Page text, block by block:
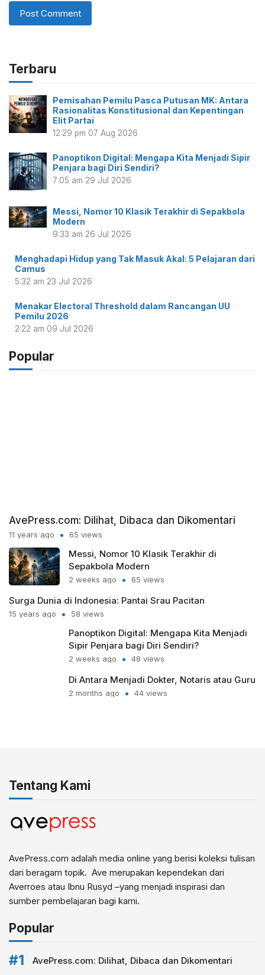
Terbaru
Pemisahan Pemilu Pasca Putusan MK: Antara
Rasionalitas Konstitusional dan Kepentingan
Elit Partai
12:29 pm 07 Aug 2026
Panoptikon Digital: Mengapa Kita Menjadi Sipir
Penjara bagi Diri Sendiri?
7:05 am 29 Jul 2026
Messi, Nomor 10 Klasik Terakhir di Sepakbola
Modern
9:33 am 26 Jul 2026
Menghadapi Hidup yang Tak Masuk Akal: 5 Pelajaran dari
Camus
5:32 am 23 Jul 2026
Menakar Electoral Threshold dalam Rancangan UU
Pemilu 2026
2:22 am 09 Jul 2026
Popular
AvePress.com: Dilihat, Dibaca dan Dikomentari
11 years ago 65 views
Messi, Nomor 10 Klasik Terakhir di
Sepakbola Modern
2 weeks ago 65 views
Surga Dunia di Indonesia: Pantai Srau Pacitan
15 years ago 58 views
Panoptikon Digital: Mengapa Kita Menjadi
Sipir Penjara bagi Diri Sendiri?
2 weeks ago 48 views
Di Antara Menjadi Dokter, Notaris atau Guru
2 months ago 44 views
Tentang Kami
AvePress.com adalah media online yang berisi koleksi tulisan
dari beragam topik. Ave merupakan kependekan dari
Averroes atau Ibnu Rusyd –yang menjadi inspirasi dan
sumber pembelajaran bagi kami.
Popular
AvePress.com: Dilihat, Dibaca dan Dikomentari